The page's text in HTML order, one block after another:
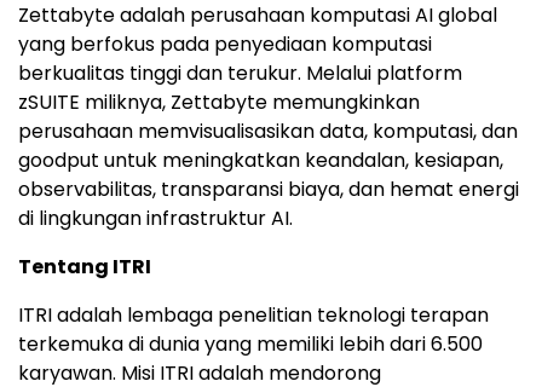
Zettabyte adalah perusahaan komputasi AI global
yang berfokus pada penyediaan komputasi
berkualitas tinggi dan terukur. Melalui platform
zSUITE miliknya, Zettabyte memungkinkan
perusahaan memvisualisasikan data, komputasi, dan
goodput untuk meningkatkan keandalan, kesiapan,
observabilitas, transparansi biaya, dan hemat energi
di lingkungan infrastruktur AI.
Tentang ITRI
ITRI adalah lembaga penelitian teknologi terapan
terkemuka di dunia yang memiliki lebih dari 6.500
karyawan. Misi ITRI adalah mendorong